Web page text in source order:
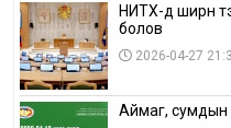
НИТХ-д ширүүн
болов
2026-04-27
Аймаг, сумдын